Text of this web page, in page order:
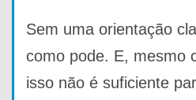
Sem uma orientação
como pode. E, mesmo
isso não é suficiente